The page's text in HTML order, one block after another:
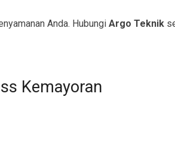
Anda. Hubungi Argo Teknik
Kemayoran